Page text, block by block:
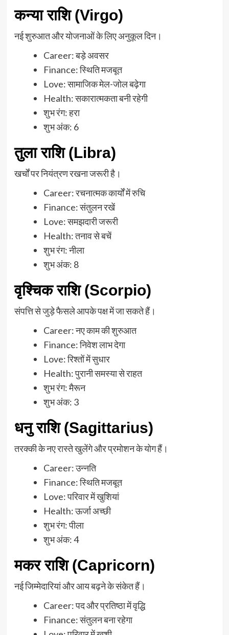
कन्या राशि (Virgo)
नई शुरुआत और योजनाओं के लिए अनुकूल दिन।
Career: बड़े अवसर
Finance: स्थिति मजबूत
Love: सामाजिक मेल-जोल बढ़ेगा
Health: सकारात्मकता बनी रहेगी
शुभ रंग: हरा
शुभ अंक: 6
तुला राशि (Libra)
खर्चों पर नियंत्रण रखना जरूरी है।
Career: रचनात्मक कार्यों में रुचि
Finance: संतुलन रखें
Love: समझदारी जरूरी
Health: तनाव से बचें
शुभ रंग: नीला
शुभ अंक: 8
वृश्चिक राशि (Scorpio)
संपत्ति से जुड़े फैसले आपके पक्ष में जा सकते हैं।
Career: नए काम की शुरुआत
Finance: निवेश लाभ देगा
Love: रिश्तों में सुधार
Health: पुरानी समस्या से राहत
शुभ रंग: मैरून
शुभ अंक: 3
धनु राशि (Sagittarius)
तरक्की के नए रास्ते खुलेंगे और प्रमोशन के योग हैं।
Career: उन्नति
Finance: स्थिति मजबूत
Love: परिवार में खुशियां
Health: ऊर्जा अच्छी
शुभ रंग: पीला
शुभ अंक: 4
मकर राशि (Capricorn)
नई जिम्मेदारियां और आय बढ़ने के संकेत हैं।
Career: पद और प्रतिष्ठा में वृद्धि
Finance: संतुलन बना रहेगा